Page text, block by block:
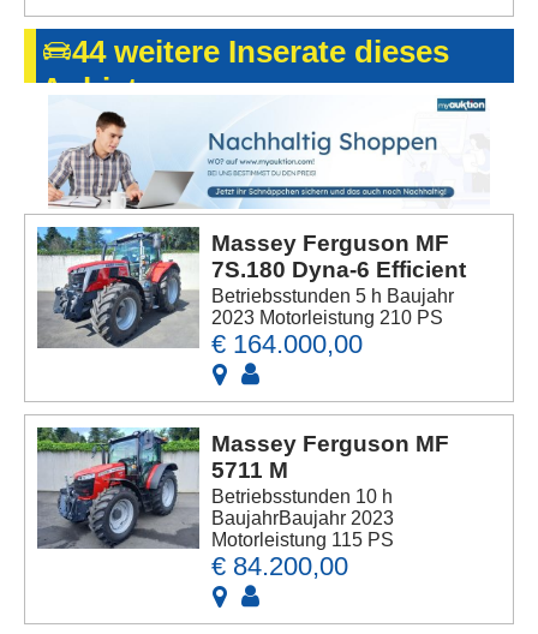
44 weitere Inserate dieses
Anbieters
Massey Ferguson MF
7S.180 Dyna-6 Efficient
Betriebsstunden 5 h Baujahr
2023 Motorleistung 210 PS
€ 164.000,00
Massey Ferguson MF
5711 M
Betriebsstunden 10 h
BaujahrBaujahr 2023
Motorleistung 115 PS
€ 84.200,00